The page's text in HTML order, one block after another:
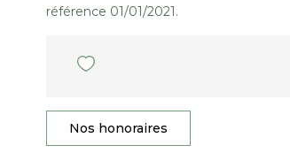
référence 01/01/2021.
Nos honoraires